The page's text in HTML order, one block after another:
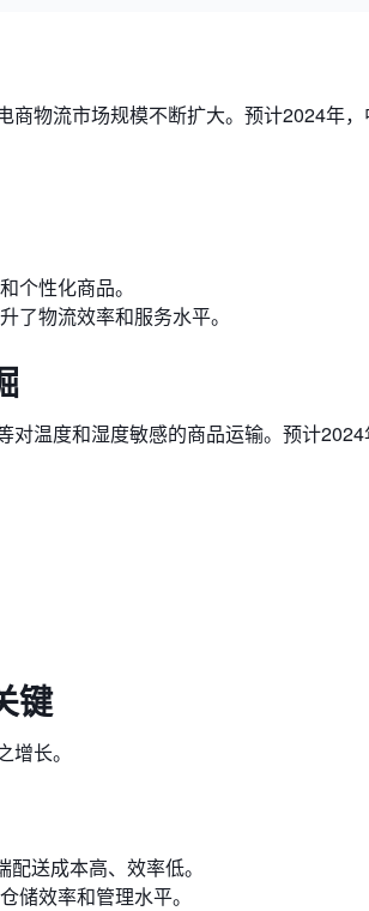
商物流市场规模不断扩大。预计2024年
个性化商品。
了物流效率和服务水平。
对温度和湿度敏感的商品运输。预计
键
长。
送成本高、效率低。
储效率和管理水平。